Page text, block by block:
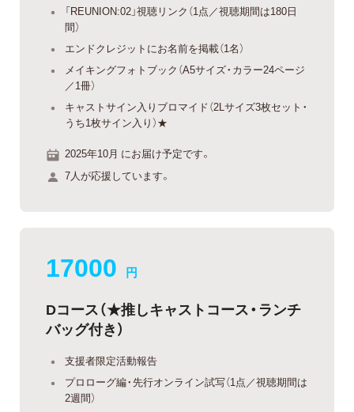
「REUNION:02」視聴リンク（1点／視聴期間は180日
間）
エンドクレジットにお名前を掲載（1名）
メイキングフォトブック（A5サイズ・カラー24ページ
／1冊）
キャストサイン入りブロマイド（2Lサイズ3枚セット・
うち1枚サイン入り）★
2025年10月 にお届け予定です。
7人が応援しています。
17000 円
Dコース（★推しキャストコース・ランチ
バッグ付き）
支援者限定活動報告
プロローグ編・先行オンライン試写（1点／視聴期間は
2週間）